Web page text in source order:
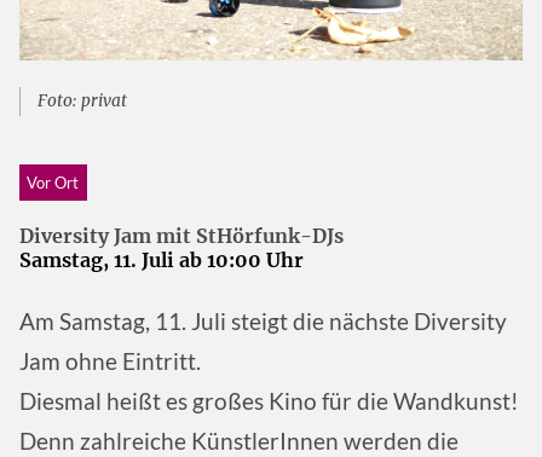
Foto: privat
Vor Ort
Diversity Jam mit StHörfunk-DJs
Samstag, 11. Juli ab 10:00 Uhr
Am Samstag, 11. Juli steigt die nächste Diversity
Jam ohne Eintritt.
Diesmal heißt es großes Kino für die Wandkunst!
Denn zahlreiche KünstlerInnen werden die